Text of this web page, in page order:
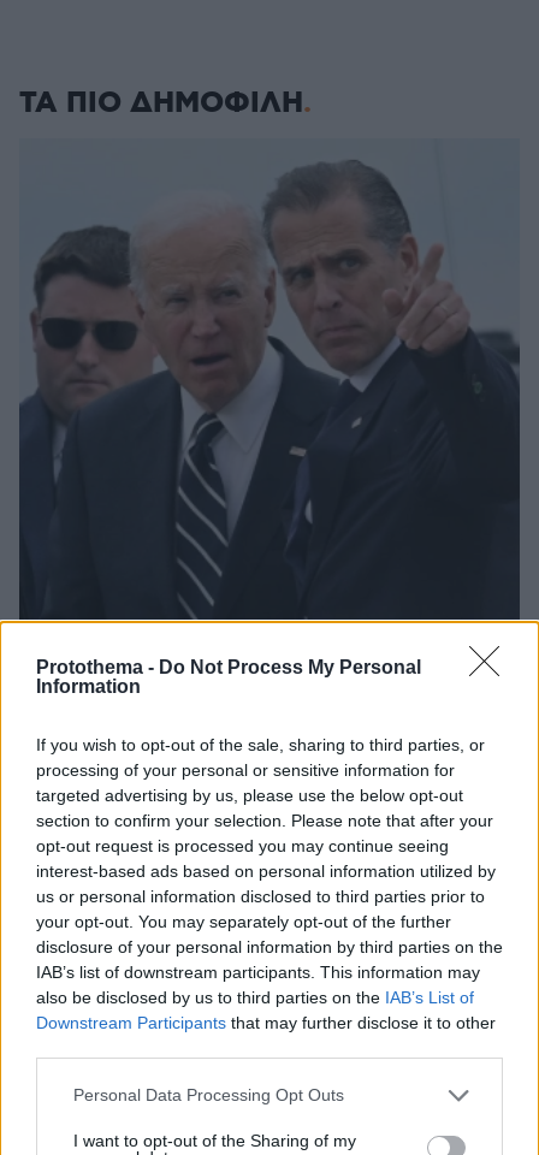
Protothema - Do Not Process My Personal
Information
If you wish to opt-out of the sale, sharing to third parties, or
processing of your personal or sensitive information for
targeted advertising by us, please use the below opt-out
section to confirm your selection. Please note that after your
opt-out request is processed you may continue seeing
interest-based ads based on personal information utilized by
us or personal information disclosed to third parties prior to
your opt-out. You may separately opt-out of the further
disclosure of your personal information by third parties on the
IAB’s list of downstream participants. This information may
also be disclosed by us to third parties on the IAB’s List of
Downstream Participants that may further disclose it to other
Please note that this website/app uses one or more Google
not limited to your visit or usage behaviour. You may click to
Personal Data Processing Opt Outs
I want to opt-out of the Sharing of my
ΤΑ ΠΙΟ ΔΗΜΟΦΙΛΗ
Συνέντευξη ποταμός του Χάντερ Μπάιντεν: Ο
λίτρα βότκα τη μέρα, κάπνιζα κρακ κάθε 15 λεπτά
08.08.2026, 14:25